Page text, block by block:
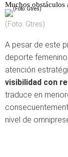
Muchos obstáculos
(Foto: Gtres)
A pesar de este
deporte
atención
visibilidad con
traduce en
nivel de